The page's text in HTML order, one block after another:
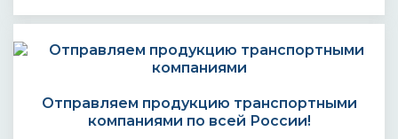
Отправляем продукцию транспортными
компаниями по всей России!